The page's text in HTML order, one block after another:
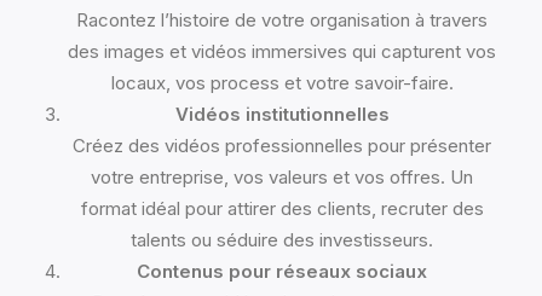
Racontez l’histoire de votre organisation à travers
des images et vidéos immersives qui capturent vos
locaux, vos process et votre savoir-faire.
Vidéos institutionnelles
Créez des vidéos professionnelles pour présenter
votre entreprise, vos valeurs et vos offres. Un
format idéal pour attirer des clients, recruter des
talents ou séduire des investisseurs.
Contenus pour réseaux sociaux